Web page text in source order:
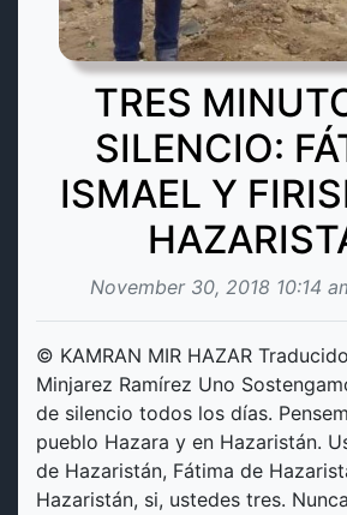
TRES
SILENCIO:
ISMAEL Y
November 30, 2018 10:14
© KAMRAN MIR HAZAR
Minjarez Ramírez Uno
de silencio todos los días.
pueblo Hazara y en Hazaristán.
de Hazaristán, Fátima de
Hazaristán, si, ustedes tres.